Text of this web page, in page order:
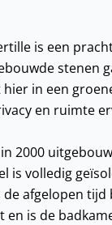
is een
stenen
in een
en ruimte
2000
is volledig
afgelopen
is de